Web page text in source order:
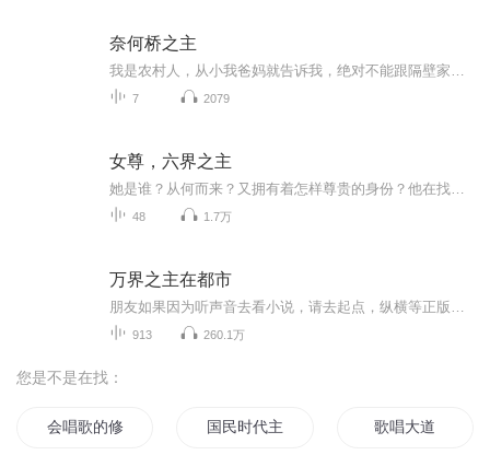
奈何桥之主
7 2079
女尊，六界之主
48 1.7万
万界之主在都市
913 260.1万
您是不是在找：
会唱歌的修罗 国民时代主唱男神是女生歌唱大道